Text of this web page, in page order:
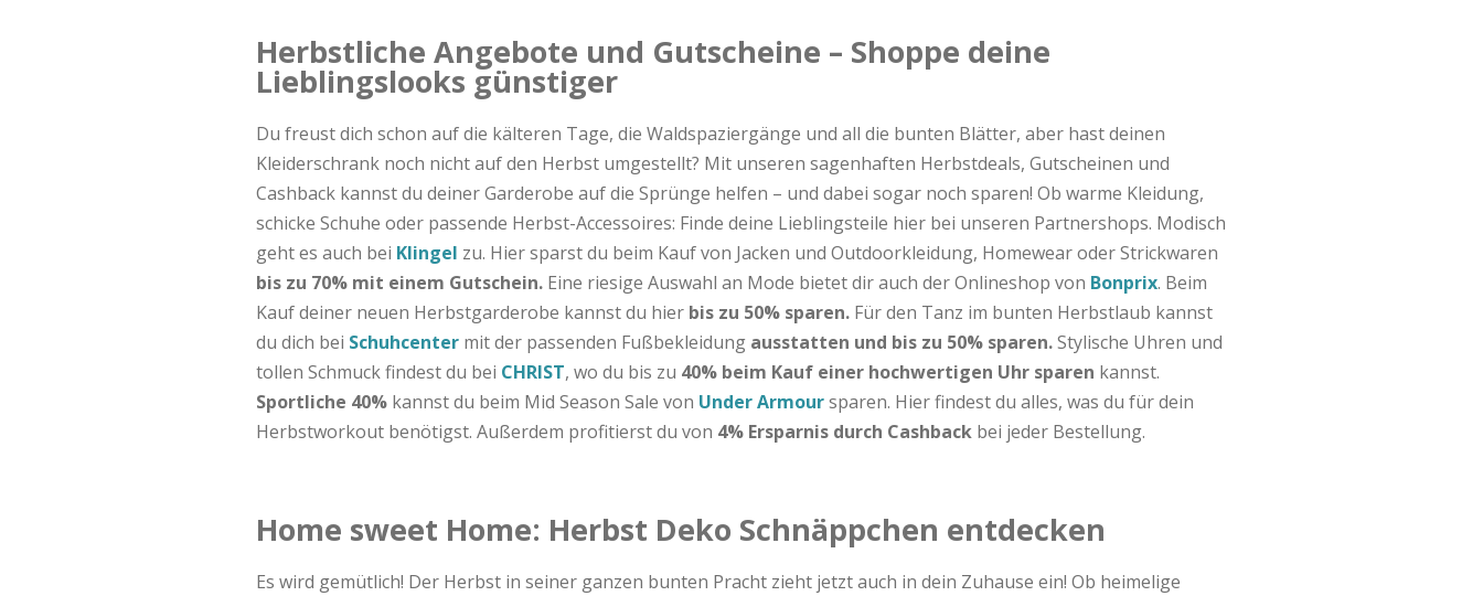
Herbstliche Angebote und Gutscheine – Shoppe deine
Lieblingslooks günstiger
Du freust dich schon auf die kälteren Tage, die Waldspaziergänge und all die bunten Blätter, aber hast deinen
Kleiderschrank noch nicht auf den Herbst umgestellt? Mit unseren sagenhaften Herbstdeals, Gutscheinen und
Cashback kannst du deiner Garderobe auf die Sprünge helfen – und dabei sogar noch sparen! Ob warme Kleidung,
schicke Schuhe oder passende Herbst-Accessoires: Finde deine Lieblingsteile hier bei unseren Partnershops. Modisch
geht es auch bei Klingel zu. Hier sparst du beim Kauf von Jacken und Outdoorkleidung, Homewear oder Strickwaren
bis zu 70% mit einem Gutschein. Eine riesige Auswahl an Mode bietet dir auch der Onlineshop von Bonprix. Beim
Kauf deiner neuen Herbstgarderobe kannst du hier bis zu 50% sparen. Für den Tanz im bunten Herbstlaub kannst
du dich bei Schuhcenter mit der passenden Fußbekleidung ausstatten und bis zu 50% sparen.Stylische Uhren und
tollen Schmuck findest du bei CHRIST, wo du bis zu 40% beim Kauf einer hochwertigen Uhr sparen kannst.
Sportliche 40% kannst du beim Mid Season Sale von Under Armoursparen. Hier findest du alles, was du für dein
Herbstworkout benötigst. Außerdem profitierst du von 4% Ersparnis durch Cashback bei jeder Bestellung.
Home sweet Home: Herbst Deko Schnäppchen entdecken
Es wird gemütlich! Der Herbst in seiner ganzen bunten Pracht zieht jetzt auch in dein Zuhause ein! Ob heimelige